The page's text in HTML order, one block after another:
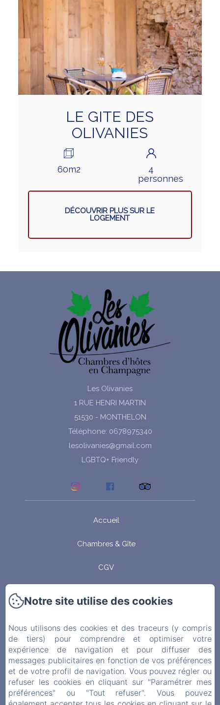
LE GITE DES
OLIVANIES
60m2
4
personnes
DÉCOUVRIR PLUS SUR LE
LOGEMENT
Les Olivanies
1 RUE HENRI MARTIN
51530 - MONTHELON
Téléphone: 0678975340
lesolivanies@gmail.com
LGBTQ+ Friendly
Accueil
Chambres & Gîte
CGV
Politique de confidentialité
Informations légales
Informations sur les cookies
Notre site utilise des cookies
Nous utilisons des cookies et des traceurs (y compris
de tiers) pour comprendre et optimiser votre
expérience de navigation et pour diffuser des
messages publicitaires en fonction de vos préférences
et de votre profil de navigation. Vous pouvez régler ou
refuser les cookies en cliquant sur "Paramétrer mes
préférences" ou "Tout refuser". Vous pouvez